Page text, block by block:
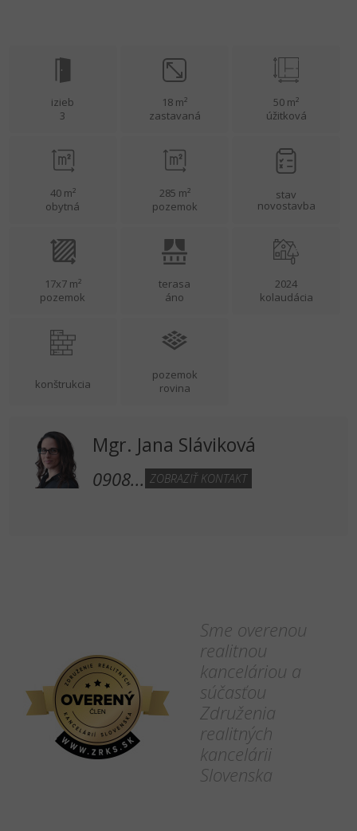
izieb
3
18 m²
zastavaná
50 m²
úžitková
40 m²
obytná
285 m²
pozemok
stav
novostavba
17x7 m²
pozemok
terasa
áno
2024
kolaudácia
konštrukcia
pozemok
rovina
Mgr. Jana Sláviková
0908... ZOBRAZIŤ KONTAKT
Sme overenou
realitnou
kanceláriou a
súčasťou
Združenia
realitných
kancelárii
Slovenska